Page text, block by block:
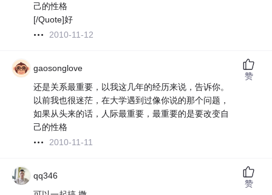
己的性格
[/Quote]好
2010-11-12
gaosonglove
还是关系最重要，以我这几年的经历来说，告诉你。
以前我也很迷茫，在大学遇到过像你说的那个问题，
如果从头来的话，人际最重要，最重要的是要改变自
己的性格
2010-11-11
赞
qq346
赞